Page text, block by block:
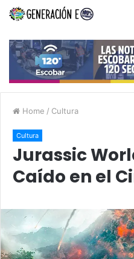
Home / Cultura
Cultura
Jurassic
Caído en el